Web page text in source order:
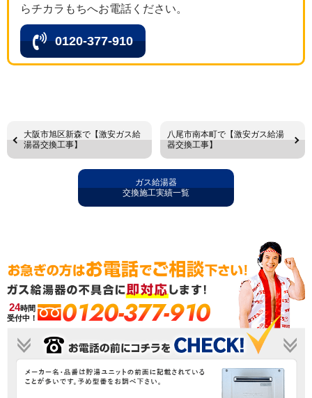
らチカラもちへお電話ください。
0120-377-910
大阪市旭区新森で【激安ガス給
湯器交換工事】
八尾市南本町で【激安ガス給湯
器交換工事】
ガス給湯器
交換施工実績一覧
24時間
受付中！
0120-377-910